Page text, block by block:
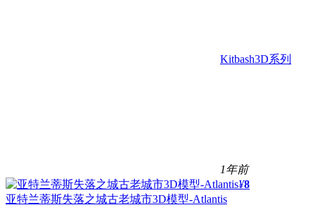
Kitbash3D系列
1年前
¥8
亚特兰蒂斯失落之城古老城市3D模型-Atlantis